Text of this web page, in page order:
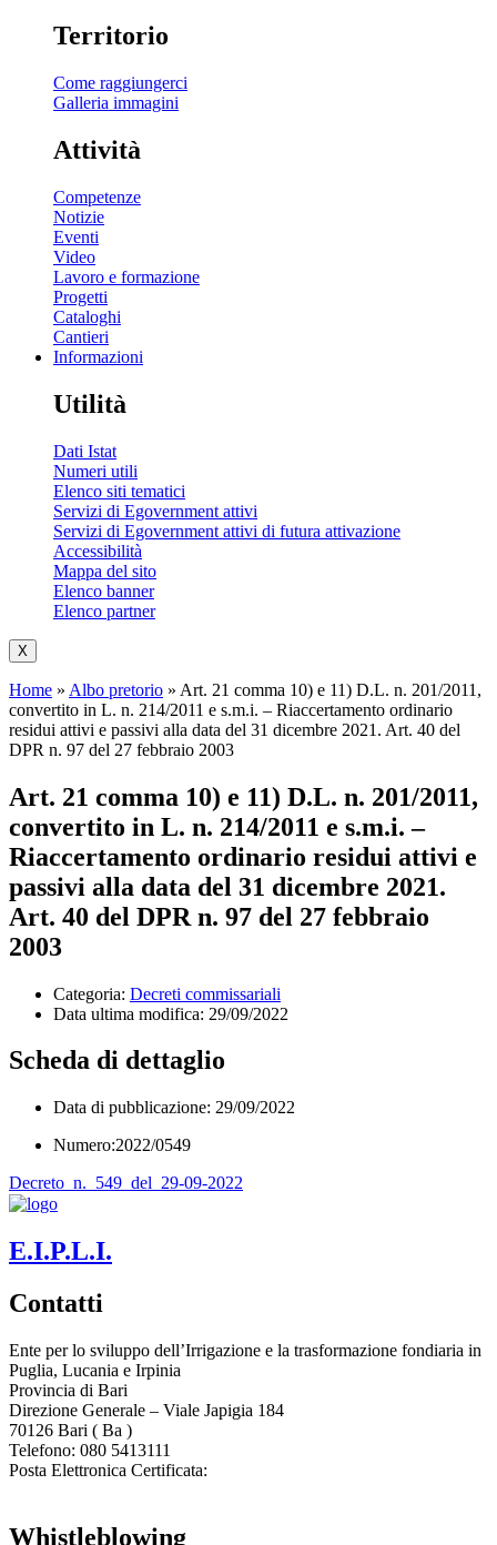
Territorio
Come raggiungerci
Galleria immagini
Attività
Competenze
Notizie
Eventi
Video
Lavoro e formazione
Progetti
Cataloghi
Cantieri
Informazioni
Utilità
Dati Istat
Numeri utili
Elenco siti tematici
Servizi di Egovernment attivi
Servizi di Egovernment attivi di futura attivazione
Accessibilità
Mappa del sito
Elenco banner
Elenco partner
X
Home » Albo pretorio » Art. 21 comma 10) e 11) D.L. n. 201/2011,
convertito in L. n. 214/2011 e s.m.i. – Riaccertamento ordinario
residui attivi e passivi alla data del 31 dicembre 2021. Art. 40 del
DPR n. 97 del 27 febbraio 2003
Art. 21 comma 10) e 11) D.L. n. 201/2011,
convertito in L. n. 214/2011 e s.m.i. –
Riaccertamento ordinario residui attivi e
passivi alla data del 31 dicembre 2021.
Art. 40 del DPR n. 97 del 27 febbraio
2003
Categoria: Decreti commissariali
Data ultima modifica: 29/09/2022
Scheda di dettaglio
Data di pubblicazione: 29/09/2022
Numero:2022/0549
Decreto_n._549_del_29-09-2022
E.I.P.L.I.
Contatti
Ente per lo sviluppo dell’Irrigazione e la trasformazione fondiaria in
Puglia, Lucania e Irpinia
Provincia di Bari
Direzione Generale – Viale Japigia 184
70126 Bari ( Ba )
Telefono: 080 5413111
Posta Elettronica Certificata:
Whistleblowing